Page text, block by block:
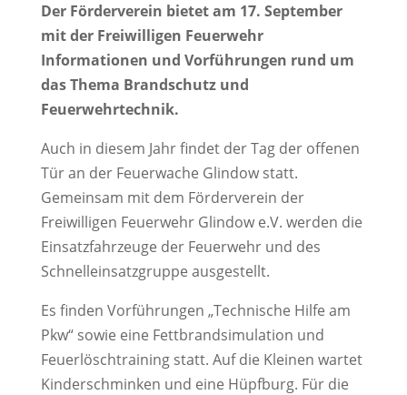
Der Förderverein bietet am 17. September
mit der Freiwilligen Feuerwehr
Informationen und Vorführungen rund um
das Thema Brandschutz und
Feuerwehrtechnik.
Auch in diesem Jahr findet der Tag der offenen
Tür an der Feuerwache Glindow statt.
Gemeinsam mit dem Förderverein der
Freiwilligen Feuerwehr Glindow e.V. werden die
Einsatzfahrzeuge der Feuerwehr und des
Schnelleinsatzgruppe ausgestellt.
Es finden Vorführungen „Technische Hilfe am
Pkw“ sowie eine Fettbrandsimulation und
Feuerlöschtraining statt. Auf die Kleinen wartet
Kinderschminken und eine Hüpfburg. Für die